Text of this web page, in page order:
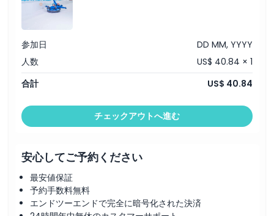
参加日
DD MM, YYYY
人数
US$ 40.84 × 1
合計
US$ 40.84
チェックアウトへ進む
安心してご予約ください
最安値保証
予約手数料無料
エンドツーエンドで完全に暗号化された決済